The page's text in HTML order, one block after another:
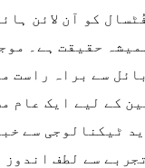
کو آن لائن
حقیقت ہے۔
سے براہ راست
کے لیے ایک عام
ٹیکنالوجی سے
سے لطف